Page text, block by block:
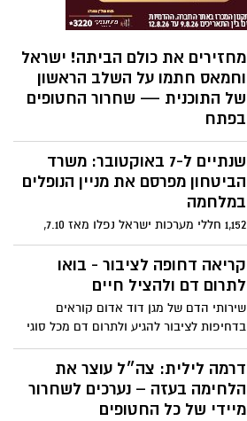
מחזירים את כולם הביתה! ישראל
וחמאס חתמו על השלב הראשון
של התוכנית — שחרור החטופים
בפתח
בהסכם היסטורי שהושג בשארם א־שייח
בהובלת ארה״ב, הוסכם על שחרור כלל
החטופים תמורת יציאת כוחות ישראליים
למיקום מוסכם — נתניהו: “מחזירים את
שנתיים ל-7 באוקטובר: משרד
הביטחון מפרסם את מניין הנופלים
במלחמה
1,152 חללי מערכות ישראל נפלו מאז 7.10,
כ-42% (487) מתחת לגיל 21, 141 חללים מעל
לגיל 40 מעל 6,500 בני משפחה נוספו
למשפחת השכול, בהם כ-1,973 הורים שכולים,
קריאה דחופה לציבור - בואו
לתרום דם ולהציל חיים
שירותי הדם של מגן דוד אדום קוראים
בדחיפות לציבור להגיע ולתרום דם מכל סוגי
הדם, ובמיוחד מדם מסוג O.
דרמה לילית: צה״ל עוצר את
הלחימה בעזה – נערכים לשחרור
מיידי של כל החטופים